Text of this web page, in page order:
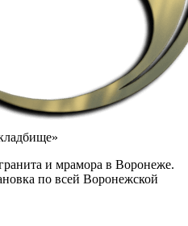
и мрамора в Воронеже.
по всей Воронежской